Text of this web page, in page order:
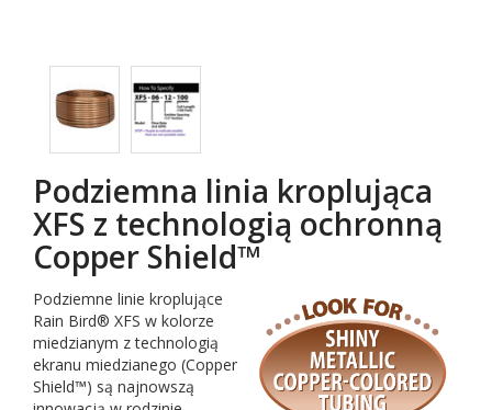
Podziemna linia kroplująca
XFS z technologią ochronną
Copper Shield™
Podziemne linie kroplujące
Rain Bird® XFS w kolorze
miedzianym z technologią
ekranu miedzianego (Copper
Shield™) są najnowszą